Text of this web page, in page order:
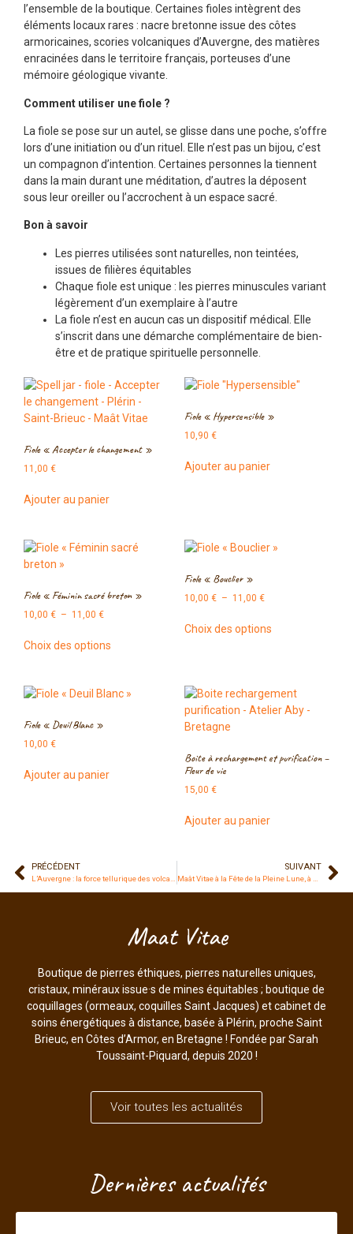
l’ensemble de la boutique. Certaines fioles intègrent des
éléments locaux rares : nacre bretonne issue des côtes
armoricaines, scories volcaniques d’Auvergne, des matières
enracinées dans le territoire français, porteuses d’une
mémoire géologique vivante.
Comment utiliser une fiole ?
La fiole se pose sur un autel, se glisse dans une poche, s’offre
lors d’une initiation ou d’un rituel. Elle n’est pas un bijou, c’est
un compagnon d’intention. Certaines personnes la tiennent
dans la main durant une méditation, d’autres la déposent
sous leur oreiller ou l’accrochent à un espace sacré.
Bon à savoir
Les pierres utilisées sont naturelles, non teintées,
issues de filières équitables
Chaque fiole est unique : les pierres minuscules variant
légèrement d’un exemplaire à l’autre
La fiole n’est en aucun cas un dispositif médical. Elle
s’inscrit dans une démarche complémentaire de bien-
être et de pratique spirituelle personnelle.
Fiole « Accepter le changement »
11,00 €
Ajouter au panier
Fiole « Hypersensible »
10,90 €
Ajouter au panier
Fiole « Féminin sacré breton »
10,00 € – 11,00 €
Choix des options
Fiole « Bouclier »
10,00 € – 11,00 €
Choix des options
Fiole « Deuil Blanc »
10,00 €
Ajouter au panier
Boite à rechargement et purification –
Fleur de vie
15,00 €
Ajouter au panier
PRÉCÉDENT SUIVANT
Maat Vitae
Boutique de pierres éthiques, pierres naturelles uniques,
cristaux, minéraux issue·s de mines équitables ; boutique de
coquillages (ormeaux, coquilles Saint Jacques) et cabinet de
soins énergétiques à distance, basée à Plérin, proche Saint
Brieuc, en Côtes d’Armor, en Bretagne ! Fondée par Sarah
Toussaint-Piquard, depuis 2020 !
Voir toutes les actualités
Dernières actualités